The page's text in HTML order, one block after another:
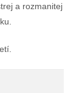
a rozmanitej